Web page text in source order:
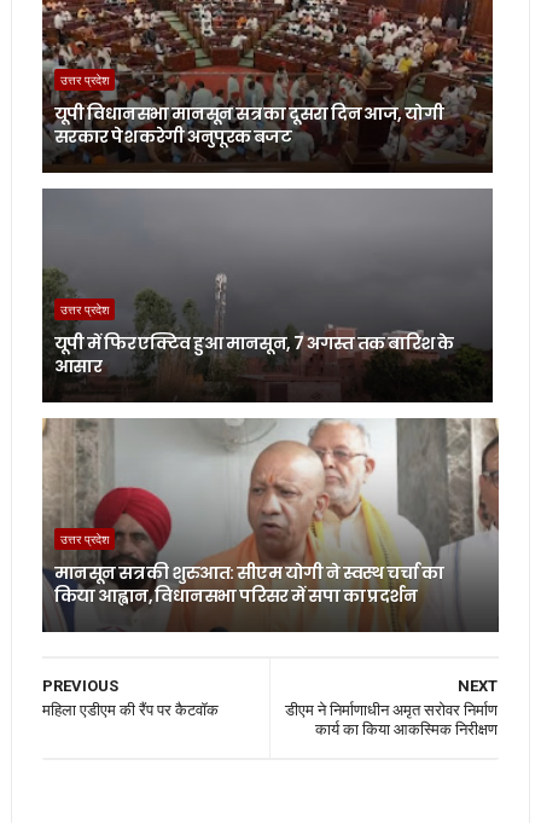
उत्तर प्रदेश
यूपी विधानसभा मानसून सत्र का दूसरा दिन आज, योगी
सरकार पेश करेगी अनुपूरक बजट
उत्तर प्रदेश
यूपी में फिर एक्टिव हुआ मानसून, 7 अगस्त तक बारिश के
आसार
उत्तर प्रदेश
मानसून सत्र की शुरुआत: सीएम योगी ने स्वस्थ चर्चा का
किया आह्वान, विधानसभा परिसर में सपा का प्रदर्शन
NEXT
डीएम ने निर्माणाधीन अमृत सरोवर निर्माण
कार्य का किया आकस्मिक निरीक्षण
PREVIOUS
महिला एडीएम की रैंप पर कैटवॉक